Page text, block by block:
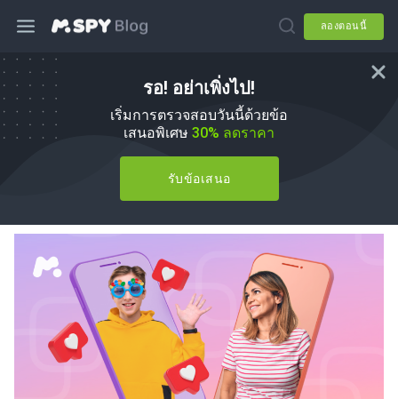
ลองตอนนี้
รอ! อย่าเพิ่งไป!
เริ่มการตรวจสอบวันนี้ด้วยข้อ
เสนอพิเศษ 30% ลดราคา
รับข้อเสนอ
การควบคุมโดยผู้ปกครองบน Instagram:
ทุกสิ่งที่คุณต้องรู้เกี่ยวกับคุณสมบัติใหม่
ในHow To
อัปเดต 01 มิ.ย., 2026